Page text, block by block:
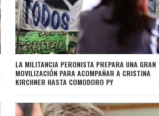
LA MILITANCIA PERONISTA PREPARA UNA GRAN
MOVILIZACIÓN PARA ACOMPAÑAR A CRISTINA
KIRCHNER HASTA COMODORO PY